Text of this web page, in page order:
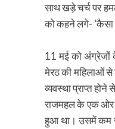
साथ खड़े चर्च पर
को कहने लगे- ‘कैसा
11 मई को अंग्रेजों
मेरठ की महिलाओं से
व्यवस्था प्राप्त होने
राजमहल के एक ओर
हुआ था। उसमें कम